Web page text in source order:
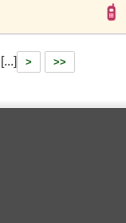
[...] > >>